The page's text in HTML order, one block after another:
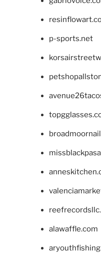
p-sports.net
alawaffle.com